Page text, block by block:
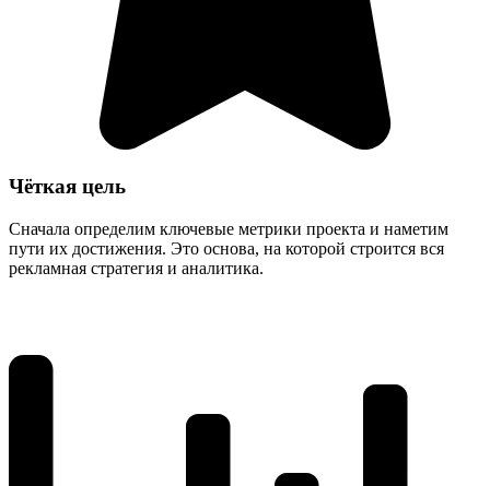
Чёткая цель
Сначала определим ключевые метрики проекта и наметим
пути их достижения. Это основа, на которой строится вся
рекламная стратегия и аналитика.